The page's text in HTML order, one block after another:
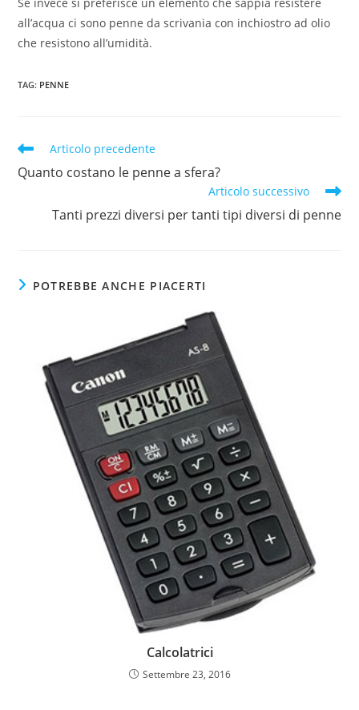
all’acqua ci sono penne da scrivania con inchiostro ad olio
che resistono all’umidità.
TAG: PENNE
Articolo precedente
Quanto costano le penne a sfera?
Articolo successivo
Tanti prezzi diversi per tanti tipi diversi di penne
POTREBBE ANCHE PIACERTI
Calcolatrici
Settembre 23, 2016